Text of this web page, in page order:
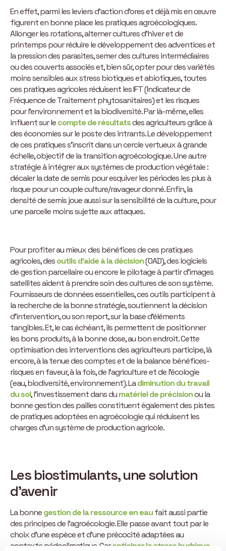
En effet, parmi les leviers d’action d’ores et déjà mis en œuvre
figurent en bonne place les pratiques agroécologiques.
Allonger les rotations, alterner cultures d’hiver et de
printemps pour réduire le développement des adventices et
la pression des parasites, semer des cultures intermédiaires
ou des couverts associés et, bien sûr, opter pour des variétés
moins sensibles aux stress biotiques et abiotiques, toutes
ces pratiques agricoles réduisent les IFT (Indicateur de
Fréquence de Traitement phytosanitaires) et les risques
pour l’environnement et la biodiversité. Par là-même, elles
influent sur lecompte de résultatsdes agriculteurs grâce à
des économies sur le poste des intrants. Le développement
de ces pratiques s’inscrit dans un cercle vertueux à grande
échelle, objectif de la transition agroécologique. Une autre
stratégie à intégrer aux systèmes de production végétale :
décaler la date de semis pour esquiver les périodes les plus à
risque pour un couple culture/ravageur donné. Enfin, la
densité de semis joue aussi sur la sensibilité de la culture, pour
une parcelle moins sujette aux attaques.
Pour profiter au mieux des bénéfices de ces pratiques
agricoles, desoutils d’aide à la décision(OAD), des logiciels
de gestion parcellaire ou encore le pilotage à partir d’images
satellites aident à prendre soin des cultures de son système.
Fournisseurs de données essentielles, ces outils participent à
la recherche de la bonne stratégie, soutiennent la décision
d’intervention, ou son report, sur la base d’éléments
tangibles. Et, le cas échéant, ils permettent de positionner
les bons produits, à la bonne dose, au bon endroit. Cette
optimisation des interventions des agriculteurs participe, là
encore, à la tenue des comptes et de la balance bénéfices-
risques en faveur, à la fois, de l’agriculture et de l’écologie
(eau, biodiversité, environnement). Ladiminution du travail
du sol, l’investissement dans dumatériel de précisionou la
bonne gestion des pailles constituent également des pistes
de pratiques adoptées en agroécologie qui réduisent les
charges d’un système de production agricole.
Les biostimulants, une solution
d’avenir
La bonnegestion de la ressource en eaufait aussi partie
des principes de l’agroécologie. Elle passe avant tout par le
choix d’une espèce et d’une précocité adaptées au
contexte pédoclimatique. Caranticiper le stress hydrique